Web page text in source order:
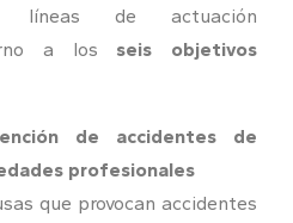
líneas de actuación
a los seis objetivos
de accidentes de
profesionales
que provocan accidentes